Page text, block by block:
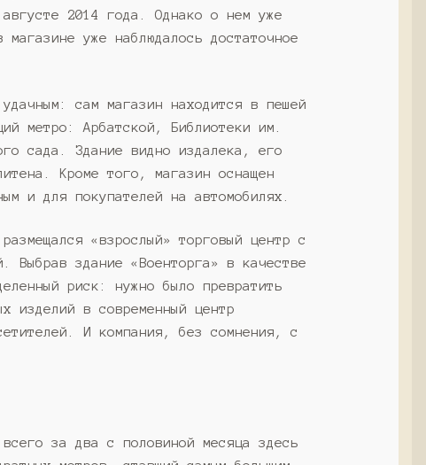
2014 года. Однако о нем уже
уже наблюдалось достаточное
сам магазин находится в пешей
метро: Арбатской, Библиотеки им.
сада. Здание видно издалека, его
Кроме того, магазин оснащен
и для покупателей на автомобилях.
«взрослый» торговый центр с
Выбрав здание «Военторга» в качестве
риск: нужно было превратить
изделий в современный центр
И компания, без сомнения, с
за два с половиной месяца здесь